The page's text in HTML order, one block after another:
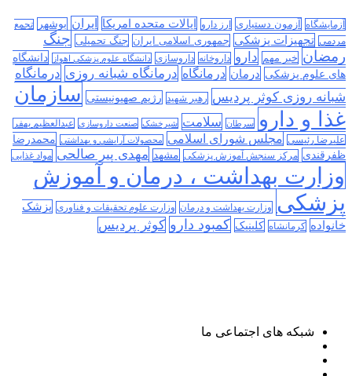
آزمایشگاه آزمون دستیاری ارز دارو ایالات متحده امریکا ایران بوشهر
تجمع
مردمی تجهیزات پزشکی جمهوری اسلامی ایران جنگ تحمیلی جنگ
رمضان خبر مهم دارو داروخانه داروسازی دانشگاه علوم پزشکی اهواز
دانشگاه
های علوم پزشکی درمان درمانگاه درمانگاه شبانه روزی درمانگاه
شبانه روزی کوثر پردیس رهبر شهید رژیم صهیونیستی سازمان
غذا و دارو
سرطان سلامت شیرخشک صنعت داروسازی عبدالعظیم بهفر
علیرضا رئیسی مجلس شورای اسلامی محصولات آرایشی و بهداشتی محمدرضا
ظفرقندی مرکز سنجش آموزش پزشکی مشهد مهدی پیر صالحی مواد غذایی
وزارت بهداشت ، درمان و آموزش
پزشکی وزارت بهداشت و درمان وزارت علوم تحقیقات و فناوری پزشک
خانواده کرمانشاه کلینیک کمبود دارو کوثر پردیس
شبکه های اجتماعی ما